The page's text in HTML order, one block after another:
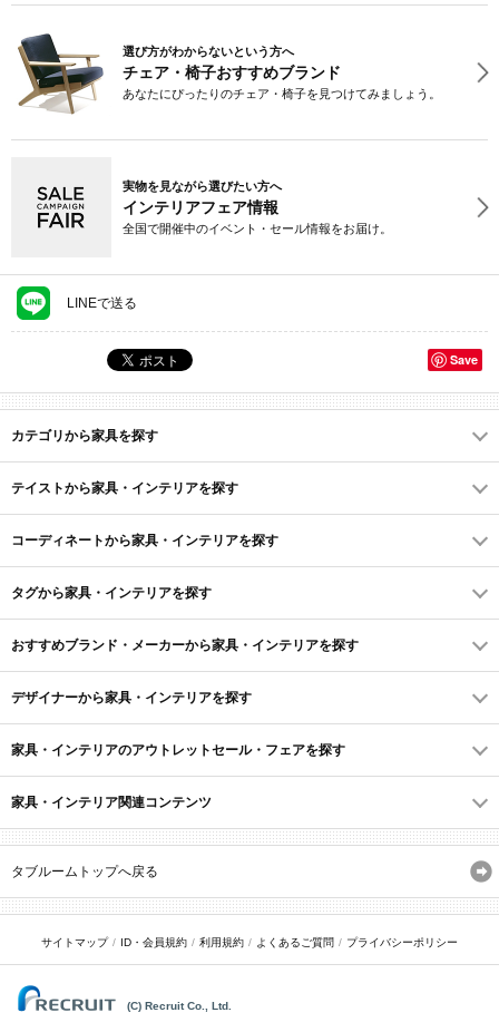
選び方がわからないという方へ
チェア・椅子おすすめブランド
あなたにぴったりのチェア・椅子を見つけてみましょう。
実物を見ながら選びたい方へ
インテリアフェア情報
全国で開催中のイベント・セール情報をお届け。
LINEで送る
Save
カテゴリから家具を探す
テイストから家具・インテリアを探す
コーディネートから家具・インテリアを探す
タグから家具・インテリアを探す
おすすめブランド・メーカーから家具・インテリアを探す
デザイナーから家具・インテリアを探す
家具・インテリアのアウトレットセール・フェアを探す
家具・インテリア関連コンテンツ
タブルームトップへ戻る
サイトマップ ID・会員規約 利用規約 よくあるご質問 プライバシーポリシー
(C) Recruit Co., Ltd.